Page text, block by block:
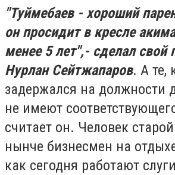
"Туймебаев - хороший
он просидит в кресле
менее 5 лет",- сделал свой
Нурлан Сейтжапаров. А те,
задержался на должности
не имеют
считает он. Человек
нынче бизнесмен на
как сегодня работают